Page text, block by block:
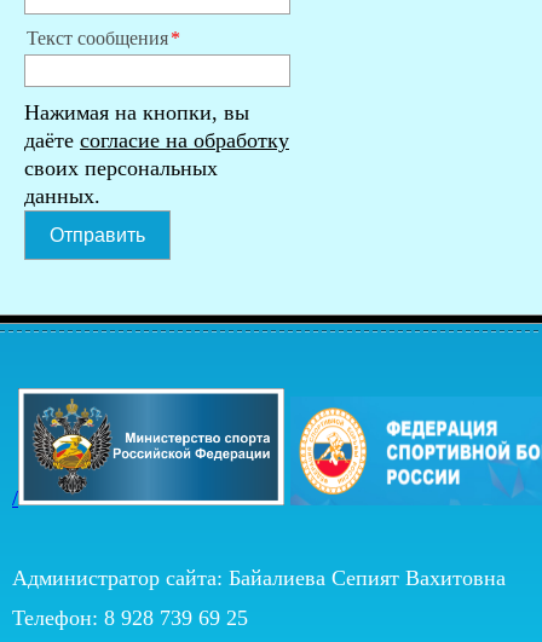
Текст сообщения
Нажимая на кнопки, вы
даёте согласие на обработку
своих персональных
данных.
Отправить
/
Администратор сайта: Байалиева Сепият Вахитовна
Телефон: 8 928 739 69 25